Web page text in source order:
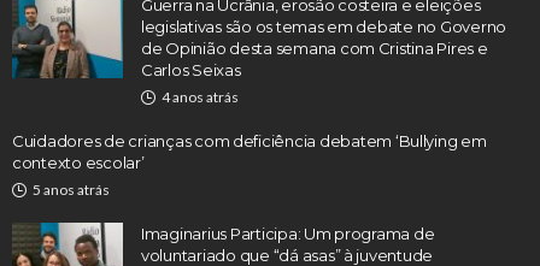
Guerra na Ucrânia, erosão costeira e eleições
legislativas são os temas em debate no Governo
de Opinião desta semana com Cristina Pires e
Carlos Seixas
4 anos atrás
Cuidadores de crianças com deficiência debatem ‘Bullying em
contexto escolar’
5 anos atrás
Imaginarius Participa: Um programa de
voluntariado que “dá asas” à juventude